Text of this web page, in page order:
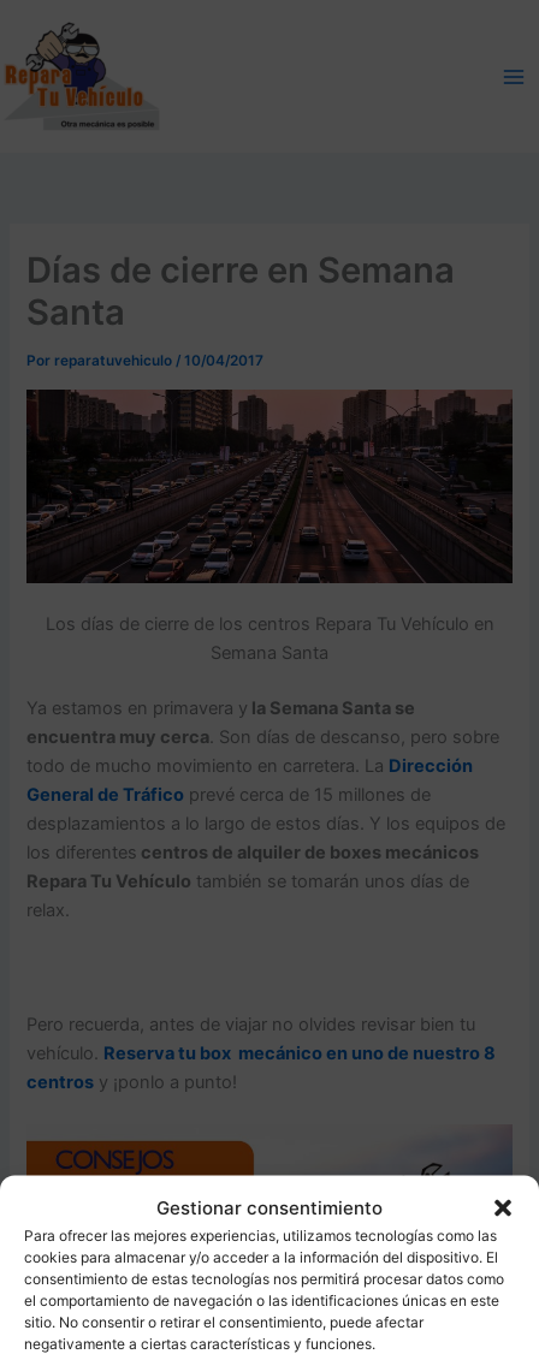
Gestionar consentimiento
Para ofrecer las mejores experiencias, utilizamos tecnologías como las
cookies para almacenar y/o acceder a la información del dispositivo. El
consentimiento de estas tecnologías nos permitirá procesar datos como
el comportamiento de navegación o las identificaciones únicas en este
sitio. No consentir o retirar el consentimiento, puede afectar
negativamente a ciertas características y funciones.
contenido
Días de cierre en Semana
Santa
Por reparatuvehiculo/10/04/2017
Los días de cierre de los centros Repara Tu Vehículo en
Semana Santa
Ya estamos en primavera y la Semana Santa se
encuentra muy cerca. Son días de descanso, pero sobre
todo de mucho movimiento en carretera. La Dirección
General de Tráfico prevé cerca de 15 millones de
desplazamientos a lo largo de estos días. Y los equipos de
los diferentes centros de alquiler de boxes mecánicos
Repara Tu Vehículo también se tomarán unos días de
relax.
Pero recuerda, antes de viajar no olvides revisar bien tu
vehículo. Reserva tu box mecánico en uno de nuestro 8
centros y ¡ponlo a punto!